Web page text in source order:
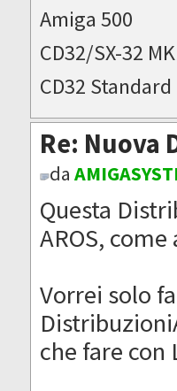
Amiga 500
CD32/SX-32
CD32 Standard
Re: Nuova
da
Questa
AROS,
Vorrei solo
che fare